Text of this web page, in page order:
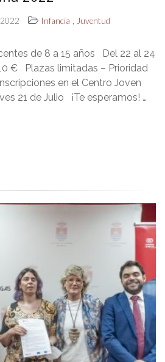
2022 Infancia , Juventud
de 8 a 15 años Del 22 al 24
€ Plazas limitadas – Prioridad
en el Centro Joven
21 de Julio ¡Te esperamos! …